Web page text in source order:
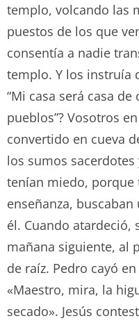
templo, volcando las
puestos de los que
consentía a nadie
templo. Y los instruía
“Mi casa será casa
pueblos”? Vosotros
convertido en cueva
los sumos
tenían miedo,
enseñanza,
él. Cuando atardeció,
mañana siguiente, al
de raíz. Pedro cayó
«Maestro, mira, la
secado». Jesús